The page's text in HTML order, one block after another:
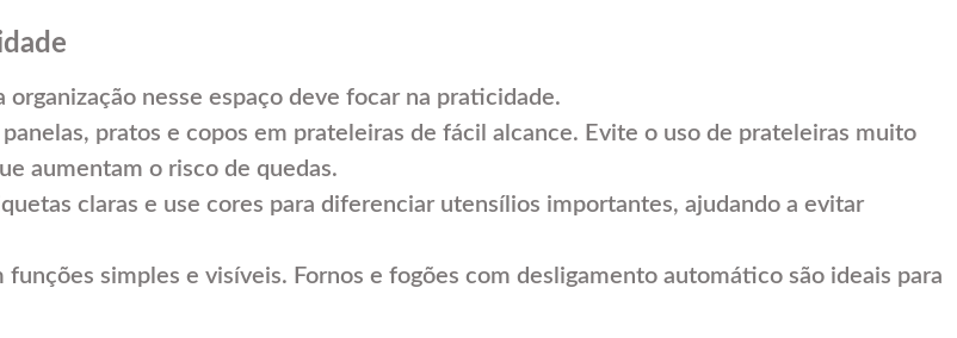
nesse espaço deve focar na praticidade.
panelas, pratos e copos em prateleiras de fácil alcance. Evite o uso de prateleiras muito
aumentam o risco de quedas.
claras e use cores para diferenciar utensílios importantes, ajudando a evitar
simples e visíveis. Fornos e fogões com desligamento automático são ideais para